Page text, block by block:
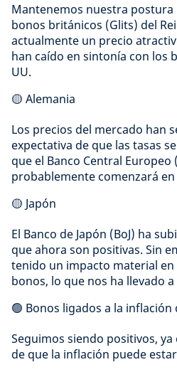
Mantenemos nuestra postura
bonos británicos (Glits) del
actualmente un precio
han caído en sintonía con los
UU.
🟡 Alemania
Los precios del mercado han
expectativa de que las tasas
que el Banco Central Europeo
probablemente comenzará
🟡 Japón
El Banco de Japón (BoJ) ha
que ahora son positivas. Sin
tenido un impacto material en
bonos, lo que nos ha llevado
🟢 Bonos ligados a la inflación
Seguimos siendo positivos,
de que la inflación puede